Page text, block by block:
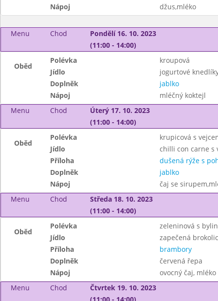
Nápoj
džus,mléko
Menu Chod
Pondělí 16. 10. 2023
(11:00 - 14:00)
Oběd
Polévka
kroupová
Jídlo
jogurtové
Doplněk
jablko
Nápoj
mléčný koktejl
Menu
Chod
Úterý 17. 10. 2023
(11:00 - 14:00)
Oběd
Polévka
krupicová s
Jídlo
chilli con carne s
Příloha
dušená rýže s
Doplněk
jablko
Nápoj
čaj se
Menu
Chod
Středa 18. 10. 2023
(11:00 - 14:00)
Oběd
Polévka
zeleninová s
Jídlo
zapečená
Příloha
brambory
Doplněk
červená řepa
Nápoj
ovocný čaj, mléko
Menu
Chod
Čtvrtek 19. 10. 2023